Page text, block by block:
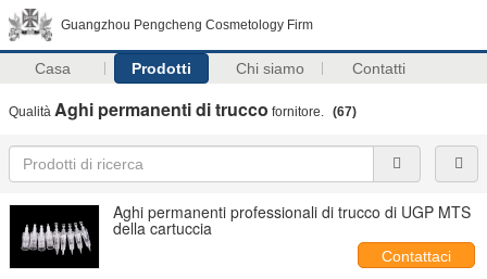
Guangzhou Pengcheng Cosmetology Firm
Casa Prodotti Chi siamo Contatti
Qualità Aghi permanenti di trucco fornitore. (67)
Aghi permanenti professionali di trucco di UGP MTS
della cartuccia
Contattaci